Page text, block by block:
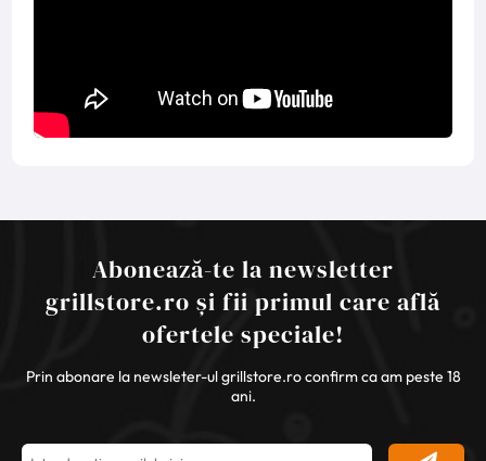
Abonează-te la newsletter
grillstore.ro și fii primul care află
ofertele speciale!
Prin abonare la newsleter-ul grillstore.ro confirm ca am peste 18
ani.